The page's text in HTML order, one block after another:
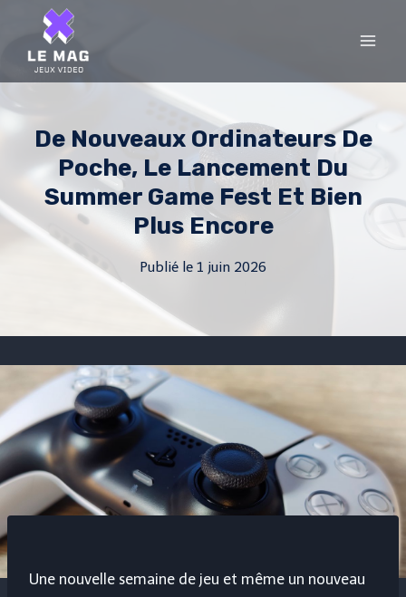
content
De Nouveaux Ordinateurs De
Poche, Le Lancement Du
Summer Game Fest Et Bien
Plus Encore
Publié le 1 juin 2026
Une nouvelle semaine de jeu et même un nouveau